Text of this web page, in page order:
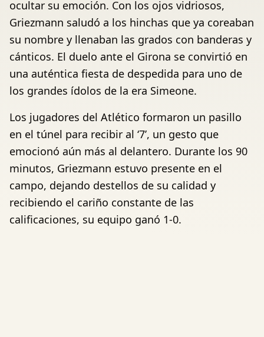
ocultar su emoción. Con los ojos vidriosos,
Griezmann saludó a los hinchas que ya coreaban
su nombre y llenaban las grados con banderas y
cánticos. El duelo ante el Girona se convirtió en
una auténtica fiesta de despedida para uno de
los grandes ídolos de la era Simeone.
Los jugadores del Atlético formaron un pasillo
en el túnel para recibir al ‘7’, un gesto que
emocionó aún más al delantero. Durante los 90
minutos, Griezmann estuvo presente en el
campo, dejando destellos de su calidad y
recibiendo el cariño constante de las
calificaciones, su equipo ganó 1-0.